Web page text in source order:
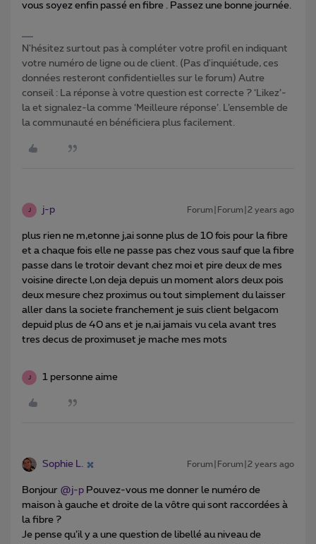
vous soyez enfin passé en fibre . Passez une bonne journée.
N'hésitez surtout pas à compléter votre profil en indiquant
votre numéro de ligne ou de client. (Pas d'inquiétude, ces
données resteront confidentielles sur le forum) Autre
conseil : La réponse à votre question est correcte ? ‘Likez’-
la et signalez-la comme ‘Meilleure réponse’. L’ensemble de
la communauté en bénéficiera plus facilement.
J j-p Forum|Forum|2 years ago
plus rien ne m,etonne j,ai sonne plus de 10 fois pour la fibre
et a chaque fois elle ne passe pas chez vous sauf que la fibre
passe dans le trotoir devant chez moi et pire deux de mes
voisine directe l,on deja depuis un moment alors deux pois
deux mesure chez proximus ou tout simplement du laisser
aller dans la societe franchement je suis client belgacom
depuid plus de 40 ans et je n,ai jamais vu cela avant tres
tres decus de proximuset je mache mes mots
J 1 personne aime
Sophie L. Forum|Forum|2 years ago
Bonjour @j-p Pouvez-vous me donner le numéro de
maison à gauche et droite de la vôtre qui sont raccordées à
la fibre ?
Je pense qu’il y a une question de libellé au niveau de